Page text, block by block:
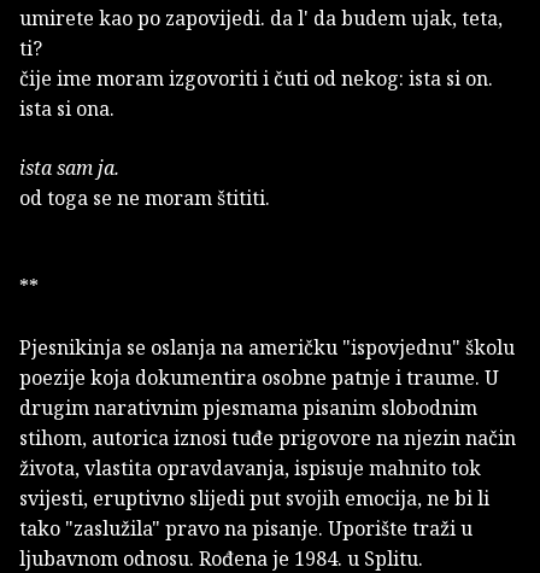
umirete kao po zapovijedi. da l' da budem ujak, teta,
ti?
čije ime moram izgovoriti i čuti od nekog: ista si on.
ista si ona.
ista sam ja.
od toga se ne moram štititi.
**
Pjesnikinja se oslanja na američku "ispovjednu" školu
poezije koja dokumentira osobne patnje i traume. U
drugim narativnim pjesmama pisanim slobodnim
stihom, autorica iznosi tuđe prigovore na njezin način
života, vlastita opravdavanja, ispisuje mahnito tok
svijesti, eruptivno slijedi put svojih emocija, ne bi li
tako "zaslužila" pravo na pisanje. Uporište traži u
ljubavnom odnosu. Rođena je 1984. u Splitu.